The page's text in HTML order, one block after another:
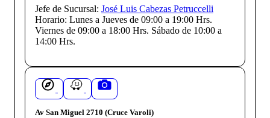
Jefe de Sucursal: José Luis Cabezas Petruccelli
Horario: Lunes a Jueves de 09:00 a 19:00 Hrs.
Viernes de 09:00 a 18:00 Hrs. Sábado de 10:00 a
14:00 Hrs.
Av San Miguel 2710 (Cruce Varoli)